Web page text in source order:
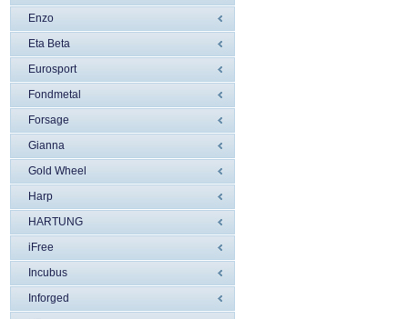
Enzo
Eta Beta
Eurosport
Fondmetal
Forsage
Gianna
Gold Wheel
Harp
HARTUNG
iFree
Incubus
Inforged